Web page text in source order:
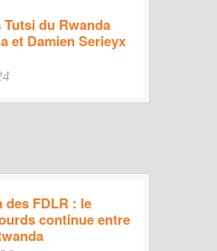
du Rwanda
et Damien Serieyx
FDLR : le
continue entre